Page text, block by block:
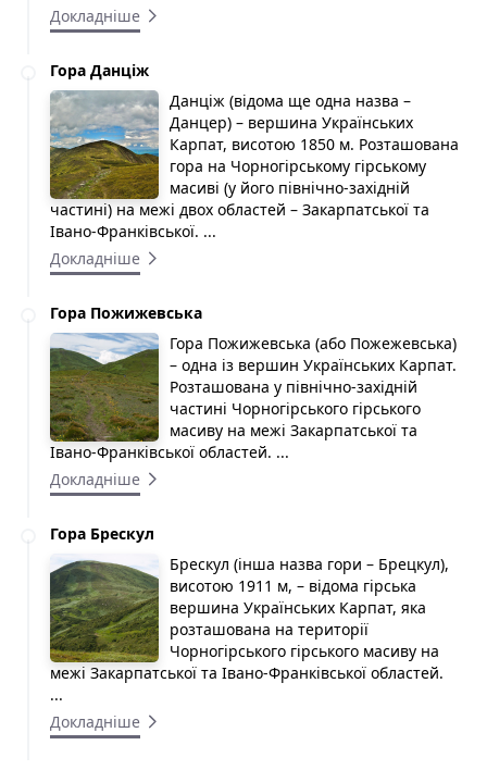
Докладніше
Гора Данціж
Данціж (відома ще одна назва –
Данцер) – вершина Українських
Карпат, висотою 1850 м. Розташована
гора на Чорногірському гірському
масиві (у його північно-західній
частині) на межі двох областей – Закарпатської та
Івано-Франківської. ...
Докладніше
Гора Пожижевська
Гора Пожижевська (або Пожежевська)
– одна із вершин Українських Карпат.
Розташована у північно-західній
частині Чорногірського гірського
масиву на межі Закарпатської та
Івано-Франківської областей. ...
Докладніше
Гора Брескул
Брескул (інша назва гори – Брецкул),
висотою 1911 м, – відома гірська
вершина Українських Карпат, яка
розташована на території
Чорногірського гірського масиву на
межі Закарпатської та Івано-Франківської областей.
...
Докладніше